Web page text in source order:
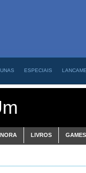
ESPECIAIS
LIVROS GAMES